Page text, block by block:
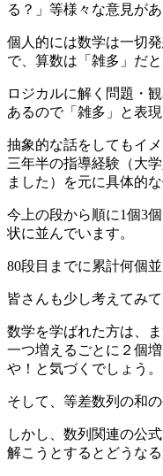
る？」等様々な意見があ
個人的には数学は一切
で、算数は「雑多」だと
ロジカルに解く問題・
あるので「雑多」と表現
抽象的な話をしてもイ
三年半の指導経験（大
ました）を元に具体的
今上の段から順に1個3
状に並んでいます。
80段目までに累計何個
皆さんも少し考えてみて
数学を学ばれた方は、
一つ増えるごとに２個
や！と気づくでしょう。
そして、等差数列の和
しかし、数列関連の公
解こうとするとどうなる